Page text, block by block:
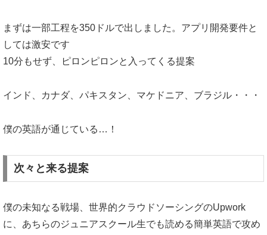
まずは一部工程を350ドルで出しました。アプリ開発要件と
しては激安です
10分もせず、ピロンピロンと入ってくる提案
インド、カナダ、パキスタン、マケドニア、ブラジル・・・
僕の英語が通じている…！
次々と来る提案
僕の未知なる戦場、世界的クラウドソーシングのUpwork
に、あちらのジュニアスクール生でも読める簡単英語で攻め